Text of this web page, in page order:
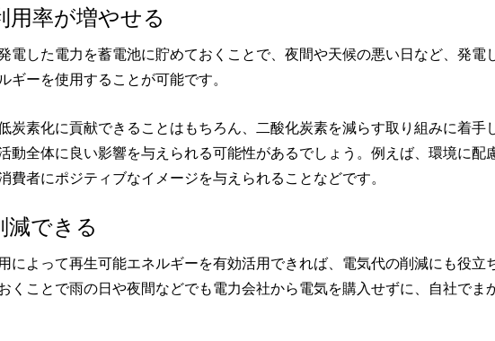
用率が増やせる
電した電力を蓄電池に貯めておくことで、夜間や天候の悪い日など、発電
ギーを使用することが可能です。
炭素化に貢献できることはもちろん、二酸化炭素を減らす取り組みに着手
動全体に良い影響を与えられる可能性があるでしょう。例えば、環境に配
費者にポジティブなイメージを与えられることなどです。
減できる
によって再生可能エネルギーを有効活用できれば、電気代の削減にも役立
くことで雨の日や夜間などでも電力会社から電気を購入せずに、自社でま